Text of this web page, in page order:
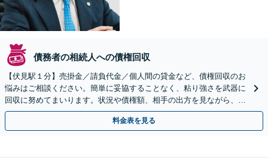
債務者の相続人への債権回収
【伏見駅１分】売掛金／請負代金／個人間の貸金など、債権回収のお
悩みはご相談ください。簡単に妥協することなく、粘り強さを武器に
回収に努めてまいります。状況や債権額、相手の出方を見ながら、効
果的な方法を臨機応変に対応いたします【土日祝対応可】
料金表を見る